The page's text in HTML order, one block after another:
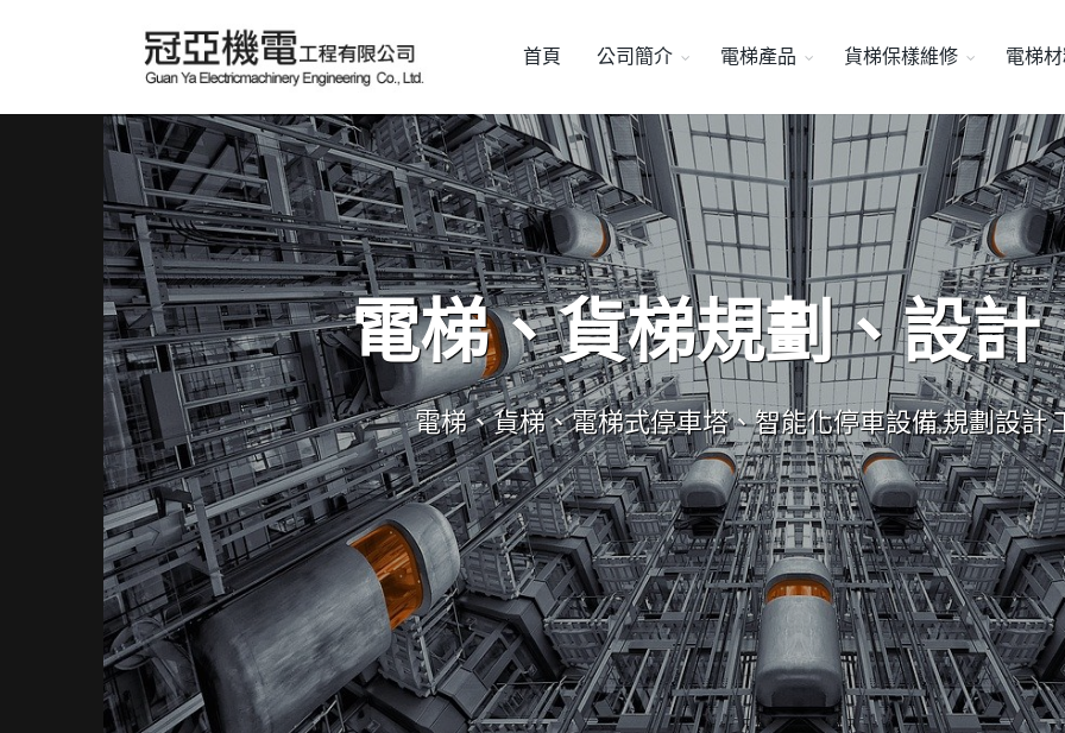
首頁 公司簡介 電梯產品 貨梯保樣維修 電梯
電梯、貨梯規劃、設計
電梯、貨梯、電梯式停車塔、智能化停車設備,規劃設計,